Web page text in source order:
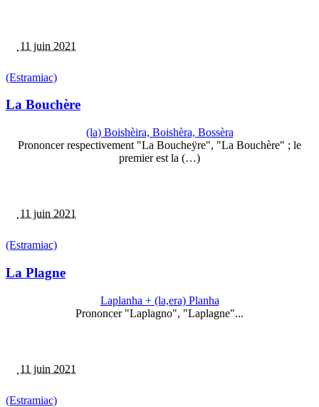
11 juin 2021
(Estramiac)
La Bouchère
(la) Boishèira, Boishèra, Bossèra
Prononcer respectivement "La Boucheÿre", "La Bouchère" ; le
premier est la (…)
11 juin 2021
(Estramiac)
La Plagne
Laplanha + (la,era) Planha
Prononcer "Laplagno", "Laplagne"...
11 juin 2021
(Estramiac)